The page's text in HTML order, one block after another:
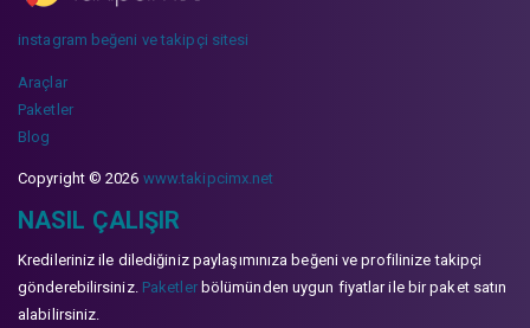
instagram beğeni ve takipçi sitesi
Araçlar
Paketler
Blog
Copyright © 2026 www.takipcimx.net
NASIL ÇALIŞIR
Kredileriniz ile dilediğiniz paylaşımınıza beğeni ve profilinize takipçi
gönderebilirsiniz. Paketlerbölümünden uygun fiyatlar ile bir paket satın
alabilirsiniz.